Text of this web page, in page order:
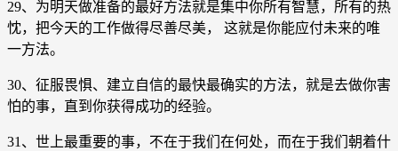
29、为明天做准备的最好方法就是集中你所有智慧，所有的热
忱，把今天的工作做得尽善尽美， 这就是你能应付未来的唯
一方法。
30、征服畏惧、建立自信的最快最确实的方法，就是去做你害
怕的事，直到你获得成功的经验。
31、世上最重要的事，不在于我们在何处，而在于我们朝着什